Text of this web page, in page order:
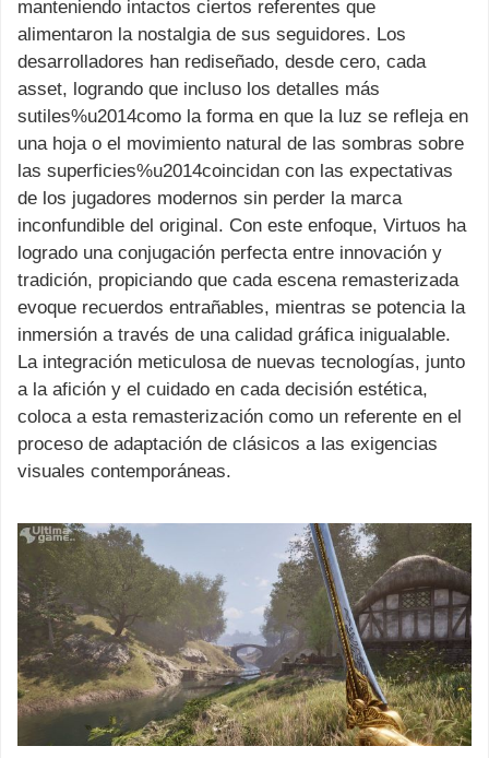
manteniendo intactos ciertos referentes que
alimentaron la nostalgia de sus seguidores. Los
desarrolladores han rediseñado, desde cero, cada
asset, logrando que incluso los detalles más
sutiles%u2014como la forma en que la luz se refleja en
una hoja o el movimiento natural de las sombras sobre
las superficies%u2014coincidan con las expectativas
de los jugadores modernos sin perder la marca
inconfundible del original. Con este enfoque, Virtuos ha
logrado una conjugación perfecta entre innovación y
tradición, propiciando que cada escena remasterizada
evoque recuerdos entrañables, mientras se potencia la
inmersión a través de una calidad gráfica inigualable.
La integración meticulosa de nuevas tecnologías, junto
a la afición y el cuidado en cada decisión estética,
coloca a esta remasterización como un referente en el
proceso de adaptación de clásicos a las exigencias
visuales contemporáneas.